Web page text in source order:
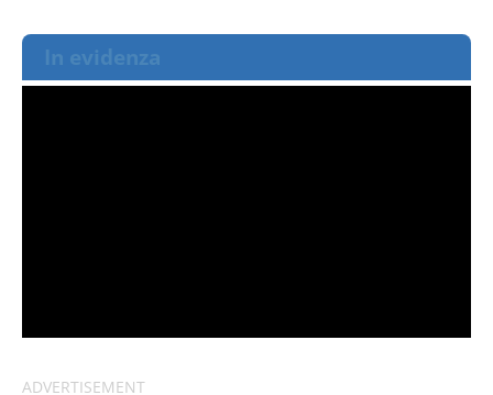
In evidenza